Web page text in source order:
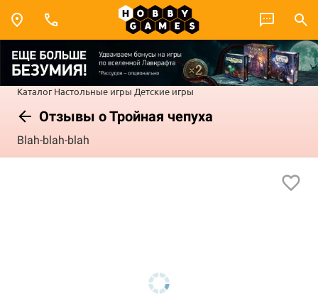
Каталог Настольные игры Детские игры
Отзывы о Тройная чепуха
Blah-blah-blah